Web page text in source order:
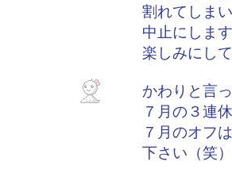
割れてしま
中止にしま
楽しみにし
かわりと言
７月の３連
７月のオフ
下さい（笑）